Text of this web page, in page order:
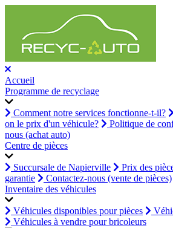
Accueil
Programme de recyclage
Comment notre services fonctionne-t-il?
on le prix d'un véhicule?
Politique de
nous (achat auto)
Centre de pièces
Succursale de Napierville
Prix des
garantie
Contactez-nous (vente de pièces)
Inventaire des véhicules
Véhicules disponibles pour pièces
Véhicules à vendre pour bricoleurs